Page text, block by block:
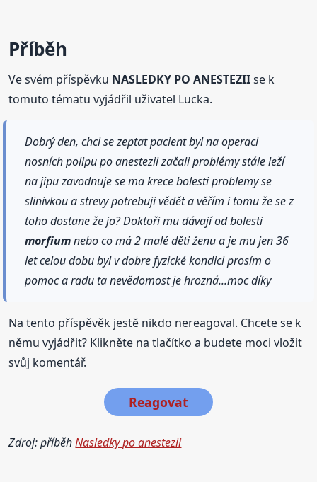
Příběh
Ve svém příspěvku NASLEDKY PO ANESTEZIIse k
tomuto tématu vyjádřil uživatel Lucka.
Dobrý den, chci se zeptat pacient byl na operaci
nosních polipu po anestezii začali problémy stále leží
na jipu zavodnuje se ma krece bolesti problemy se
slinivkou a strevy potrebuji vědět a věřím i tomu že se z
toho dostane že jo? Doktoři mu dávají od bolesti
morfiumnebo co má 2 malé děti ženu a je mu jen 36
let celou dobu byl v dobre fyzické kondici prosím o
pomoc a radu ta nevědomost je hrozná...moc díky
Na tento příspěvěk jestě nikdo nereagoval. Chcete se k
němu vyjádřit? Klikněte na tlačítko a budete moci vložit
svůj komentář.
Reagovat
Zdroj: příběhNasledky po anestezii